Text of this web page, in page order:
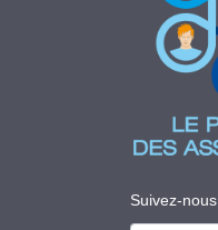
Suivez-nous